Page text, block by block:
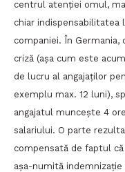
centrul atenției omul,
chiar
companiei. În
criză (așa cum este
de lucru al angajaților
exemplu max. 12 luni),
angajatul muncește 4
salariului. O parte
compensată de faptul
așa-numită